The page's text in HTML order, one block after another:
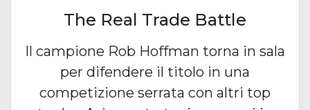
The Real Trade Battle
Il campione Rob Hoffman torna in sala
per difendere il titolo in una
competizione serrata con altri top